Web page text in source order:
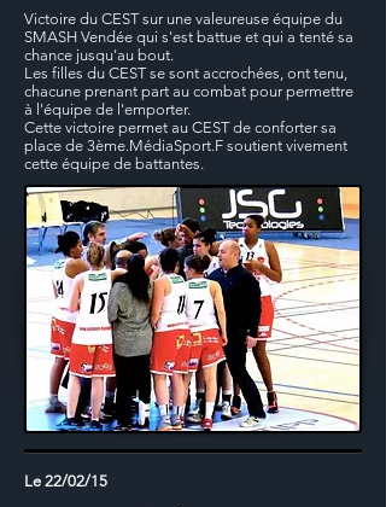
Victoire du CEST sur une valeureuse équipe du
SMASH Vendée qui s'est battue et qui a tenté sa
chance jusqu'au bout.
Les filles du CEST se sont accrochées, ont tenu,
chacune prenant part au combat pour permettre
à l'équipe de l'emporter.
Cette victoire permet au CEST de conforter sa
place de 3ème.MédiaSport.F soutient vivement
cette équipe de battantes.
Le 22/02/15